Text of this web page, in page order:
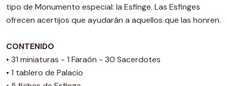
tipo de Monumento especial: la Esfinge. Las Esfinges
ofrecen acertijos que ayudarán a aquellos que las honren.
CONTENIDO
• 31 miniaturas - 1 Faraón - 30 Sacerdotes
• 1 tablero de Palacio